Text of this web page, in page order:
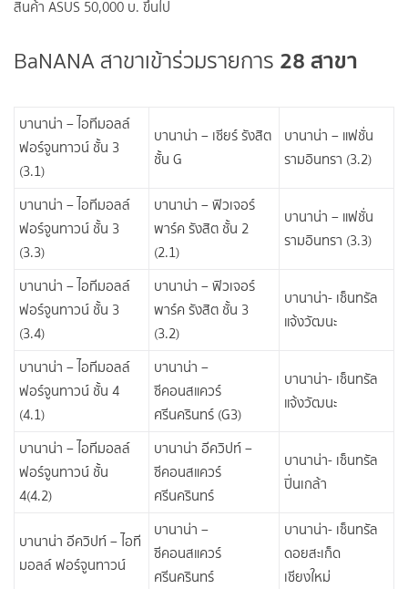
สินค้า ASUS 50,000 บ. ขึ้นไป
BaNANA สาขาเข้าร่วมรายการ 28 สาขา
บานาน่า – ไอทีมอลล์
ฟอร์จูนทาวน์ ชั้น 3
(3.1)
บานาน่า – เซียร์ รังสิต
ชั้น G
บานาน่า – แฟชั่น
รามอินทรา (3.2)
บานาน่า – ไอทีมอลล์
ฟอร์จูนทาวน์ ชั้น 3
(3.3)
บานาน่า – ฟิวเจอร์
พาร์ค รังสิต ชั้น 2
(2.1)
บานาน่า – แฟชั่น
รามอินทรา (3.3)
บานาน่า – ไอทีมอลล์
ฟอร์จูนทาวน์ ชั้น 3
(3.4)
บานาน่า – ฟิวเจอร์
พาร์ค รังสิต ชั้น 3
(3.2)
บานาน่า- เซ็นทรัล
แจ้งวัฒนะ
บานาน่า – ไอทีมอลล์
ฟอร์จูนทาวน์ ชั้น 4
(4.1)
บานาน่า –
ซีคอนสแควร์​
ศรีนครินทร์ (G3)
บานาน่า- เซ็นทรัล
แจ้งวัฒนะ
บานาน่า – ไอทีมอลล์
ฟอร์จูนทาวน์ ชั้น
4(4.2)
บานาน่า อีควิปท์ –
ซีคอนสแควร์​
ศรีนครินทร์
บานาน่า- เซ็นทรัล
ปิ่นเกล้า
บานาน่า อีควิปท์ – ไอที
มอลล์ ฟอร์จูนทาวน์
บานาน่า –
ซีคอนสแควร์​
ศรีนครินทร์
บานาน่า- เซ็นทรัล
ดอยสะเก็ด
เชียงใหม่